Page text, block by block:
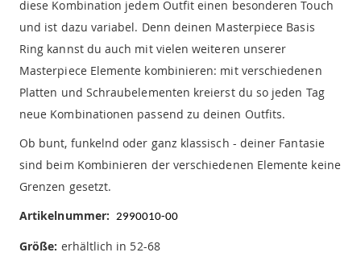
diese Kombination jedem Outfit einen besonderen Touch
und ist dazu variabel. Denn deinen Masterpiece Basis
Ring kannst du auch mit vielen weiteren unserer
Masterpiece Elemente kombinieren: mit verschiedenen
Platten und Schraubelementen kreierst du so jeden Tag
neue Kombinationen passend zu deinen Outfits.
Ob bunt, funkelnd oder ganz klassisch - deiner Fantasie
sind beim Kombinieren der verschiedenen Elemente keine
Grenzen gesetzt.
Artikelnummer:
2990010-00
Größe: erhältlich in 52-68